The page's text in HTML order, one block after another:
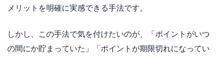
メリットを明確に実感できる手法です。
しかし、この手法で気を付けたいのが、「ポイントがいつ
の間にか貯まっていた」「ポイントが期限切れになってい